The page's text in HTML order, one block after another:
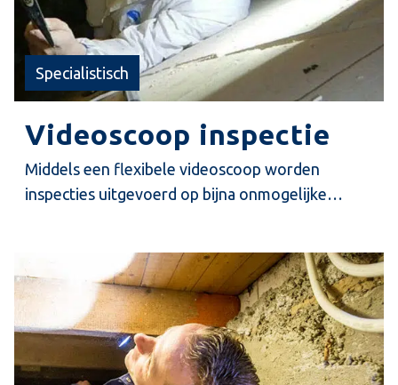
Specialistisch
Videoscoop inspectie
Middels een flexibele videoscoop worden
inspecties uitgevoerd op bijna onmogelijke
inspecties, hebben een op afstand bestuurbare
top. In deze top zit een video plus fotocamera en
een lichtpunt welke wordt gevoed met een
externe lichtbron. Doordat de top kan
manoeuvreren kunnen inspecties zeer